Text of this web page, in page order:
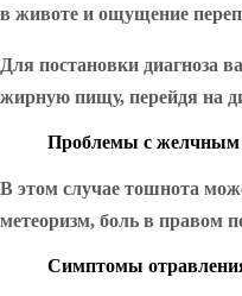
в животе и ощущение
Для постановки диагноза
жирную пищу, перейдя на
Проблемы с желчным
В этом случае тошнота
метеоризм, боль в правом
Симптомы